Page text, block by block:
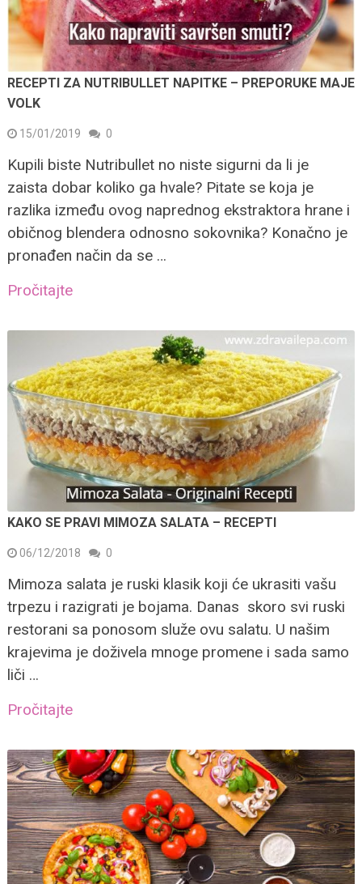
RECEPTI ZA NUTRIBULLET NAPITKE – PREPORUKE MAJE
VOLK
15/01/2019 0
Kupili biste Nutribullet no niste sigurni da li je
zaista dobar koliko ga hvale? Pitate se koja je
razlika između ovog naprednog ekstraktora hrane i
običnog blendera odnosno sokovnika? Konačno je
pronađen način da se …
Pročitajte
KAKO SE PRAVI MIMOZA SALATA – RECEPTI
06/12/2018 0
Mimoza salata je ruski klasik koji će ukrasiti vašu
trpezu i razigrati je bojama. Danas skoro svi ruski
restorani sa ponosom služe ovu salatu. U našim
krajevima je doživela mnoge promene i sada samo
liči …
Pročitajte